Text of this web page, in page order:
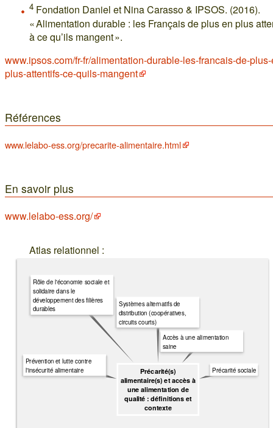
4 Fondation Daniel et Nina Carasso & IPSOS. (2016).
« Alimentation durable : les Français de plus en plus
à ce qu’ils mangent ».
www.ipsos.com/fr-fr/alimentation-durable-les-francais-de-
plus-attentifs-ce-quils-mangent
Références
www.lelabo-ess.org/precarite-alimentaire.html
En savoir plus
www.lelabo-ess.org/
Atlas relationnel :
Précarité(s)
alimentaire(s) et accès à
une alimentation de
qualité : définitions et
contexte
Précarité sociale
Accès à une alimentation
saine
Systèmes alternatifs de
distribution (coopératives,
circuits courts)
Rôle de l'économie sociale et
solidaire dans le
développement des filières
durables
Prévention et lutte contre
l'insécurité alimentaire